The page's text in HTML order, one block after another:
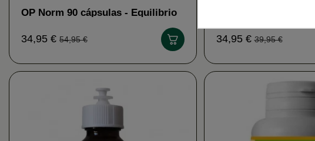
OP Norm 90 cápsulas - Equilibrio
34,95 € 54,95 € 34,95 €39,95 €